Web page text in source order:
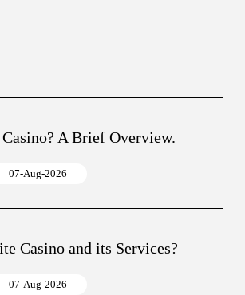
A Brief Overview.
07-Aug-2026
Casino and its Services?
07-Aug-2026